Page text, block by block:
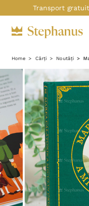
Transport
Home Cărți Noutăți